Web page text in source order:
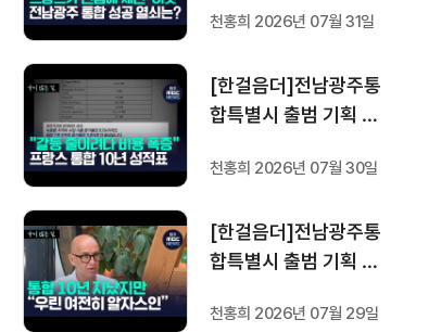
프랑스 헌법에 새긴 '지
성공 조건은?
천홍희 2026년 07월 31일
[한걸음더]전남광주통
합특별시 출범 기획 보
프랑스 지역 통합 10년
천홍희 2026년 07월 30일
[한걸음더]전남광주통
합특별시 출범 기획 보
프랑스 통합 10년 지났
천홍희 2026년 07월 29일